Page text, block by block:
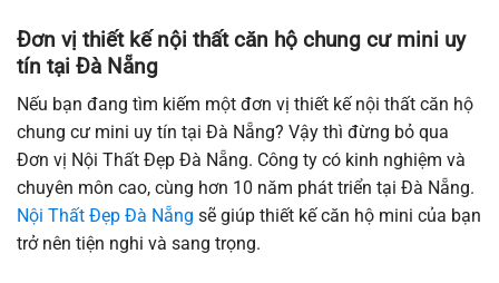
Đơn vị thiết kế nội thất căn hộ chung cư mini uy
tín tại Đà Nẵng
Nếu bạn đang tìm kiếm một đơn vị thiết kế nội thất căn hộ
chung cư mini uy tín tại Đà Nẵng? Vậy thì đừng bỏ qua
Đơn vị Nội Thất Đẹp Đà Nẵng. Công ty có kinh nghiệm và
chuyên môn cao, cùng hơn 10 năm phát triển tại Đà Nẵng.
Nội Thất Đẹp Đà Nẵng sẽ giúp thiết kế căn hộ mini của bạn
trở nên tiện nghi và sang trọng.